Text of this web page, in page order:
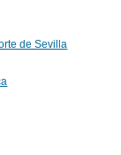
de Sevilla